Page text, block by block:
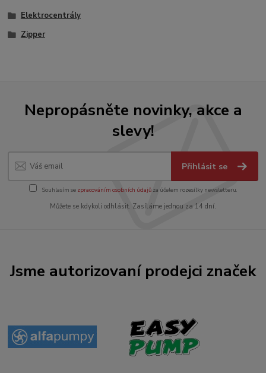
Elektrocentrály
Zipper
Nepropásněte novinky, akce a
slevy!
Přihlásit se
Souhlasím se zpracováním osobních údajůza účelem rozesílky newsletteru.
Můžete se kdykoli odhlásit. Zasíláme jednou za 14 dní.
Jsme autorizovaní prodejci značek